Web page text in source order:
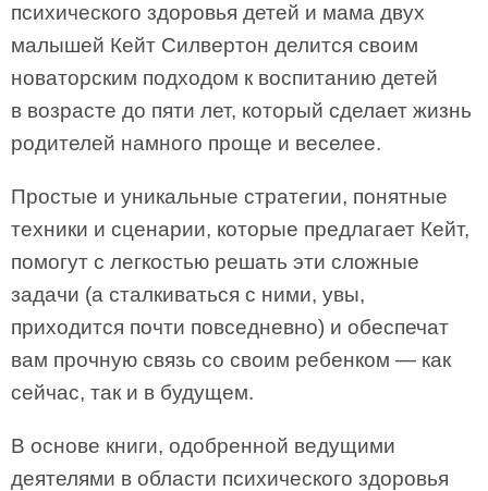
психического здоровья детей и мама двух
малышей Кейт Силвертон делится своим
новаторским подходом к воспитанию детей
в возрасте до пяти лет, который сделает жизнь
родителей намного проще и веселее.
Простые и уникальные стратегии, понятные
техники и сценарии, которые предлагает Кейт,
помогут с легкостью решать эти сложные
задачи (а сталкиваться с ними, увы,
приходится почти повседневно) и обеспечат
вам прочную связь со своим ребенком — как
сейчас, так и в будущем.
В основе книги, одобренной ведущими
деятелями в области психического здоровья